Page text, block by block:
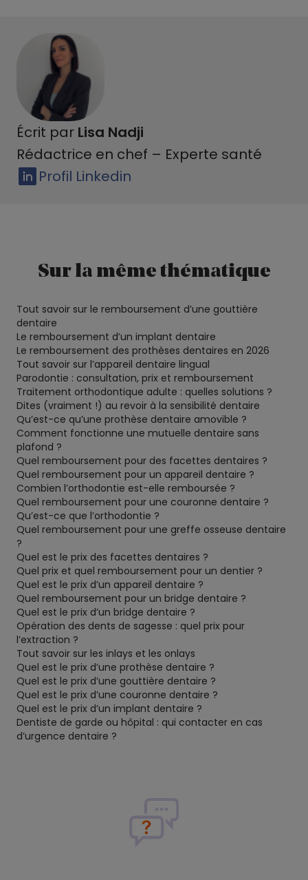
Écrit par Lisa Nadji
Rédactrice en chef – Experte santé
Profil Linkedin
Sur la même thématique
Tout savoir sur le remboursement d’une gouttière
dentaire
Le remboursement d’un implant dentaire
Le remboursement des prothèses dentaires en 2026
Tout savoir sur l’appareil dentaire lingual
Parodontie : consultation, prix et remboursement
Traitement orthodontique adulte : quelles solutions ?
Dites (vraiment !) au revoir à la sensibilité dentaire
Qu’est-ce qu’une prothèse dentaire amovible ?
Comment fonctionne une mutuelle dentaire sans
plafond ?
Quel remboursement pour des facettes dentaires ?
Quel remboursement pour un appareil dentaire ?
Combien l’orthodontie est-elle remboursée ?
Quel remboursement pour une couronne dentaire ?
Qu’est-ce que l’orthodontie ?
Quel remboursement pour une greffe osseuse dentaire
?
Quel est le prix des facettes dentaires ?
Quel prix et quel remboursement pour un dentier ?
Quel est le prix d’un appareil dentaire ?
Quel remboursement pour un bridge dentaire ?
Quel est le prix d’un bridge dentaire ?
Opération des dents de sagesse : quel prix pour
l’extraction ?
Tout savoir sur les inlays et les onlays
Quel est le prix d’une prothèse dentaire ?
Quel est le prix d’une gouttière dentaire ?
Quel est le prix d’une couronne dentaire ?
Quel est le prix d’un implant dentaire ?
Dentiste de garde ou hôpital : qui contacter en cas
d’urgence dentaire ?